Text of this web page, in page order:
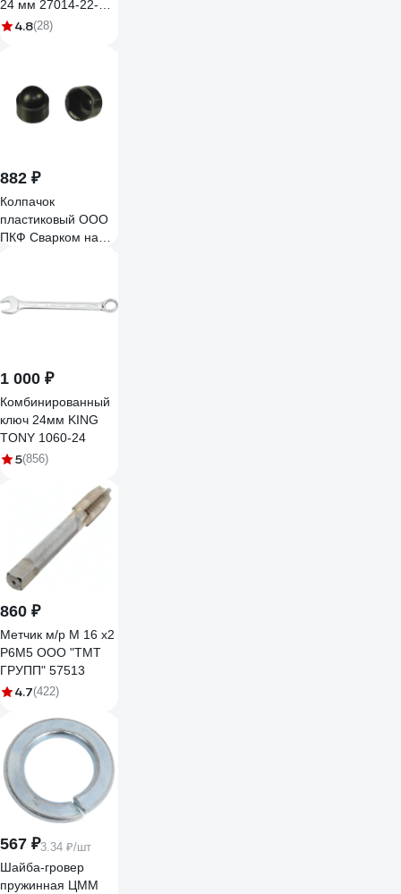
24 мм 27014-22-
24_z01
4.8(28)
882 ₽
Колпачок
пластиковый ООО
ПКФ Сварком на
1 000 ₽
Комбинированный
ключ 24мм KING
TONY 1060-24
5(856)
860 ₽
Метчик м/р М 16 х2
Р6М5 ООО "ТМТ
ГРУПП" 57513
4.7(422)
567 ₽3.34 ₽/шт
Шайба-гровер
пружинная ЦММ